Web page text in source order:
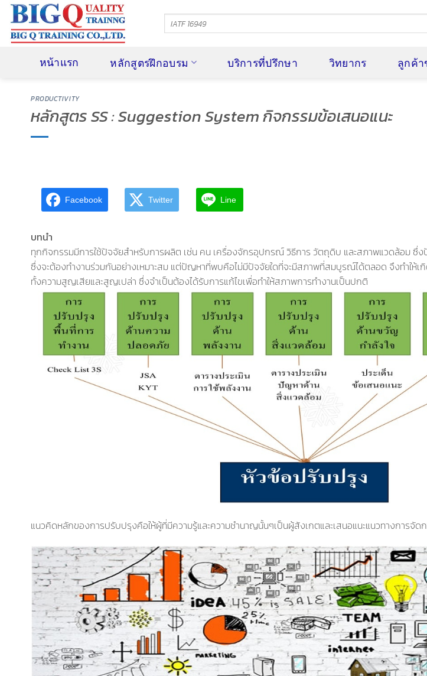
ข้าม
หน้าแรก หลักสูตรฝึกอบรม บริการที่ปรึกษา วิทยากร ลูกค้า
PRODUCTIVITY
หลักสูตร SS : Suggestion System กิจกรรมข้อเสนอแนะ
Facebook Twitter Line
บทนำ
ทุกกิจกรรมมีการใช้ปัจจัยสำหรับการผลิต เช่น คน เครื่องจักรอุปกรณ์ วิธีการ วัตถุดิบ และสภาพแวดล้อม ซึ่ง
ซึ่งจะต้องทำงานร่วมกันอย่างเหมาะสม แต่ปัญหาที่พบคือไม่มีปัจจัยใดที่จะมีสภาพที่สมบูรณ์ได้ตลอด จึงทำให้เ
ทั้งความสูญเสียและสูญเปล่า ซึ่งจำเป็นต้องได้รับการแก้ไขเพื่อทำให้สภาพการทำงานเป็นปกติ
แนวคิดหลักของการปรับปรุงคือให้ผู้ที่มีความรู้และความชำนาญนั้นๆเป็นผู้สังเกตและเสนอแนะแนวทางการจั